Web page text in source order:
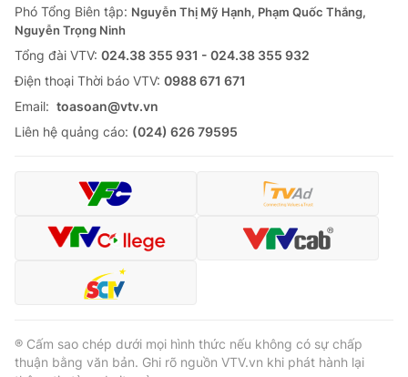
Thị trường
Tư vấn
Lịch phát sóng
Chuyên mục khác
Emagazine Podcast
Video Shorts video
VTV Money
VTV Sức khoẻ Bất động sản
Phó Tổng Biên tập: Nguyễn Thị Mỹ Hạnh, Phạm Quốc Thắng,
Nguyễn Trọng Ninh
Tổng đài VTV: 024.38 355 931 - 024.38 355 932
Ðiện thoại Thời báo VTV: 0988 671 671
Email: toasoan@vtv.vn
Liên hệ quảng cáo: (024) 626 79595
® Cấm sao chép dưới mọi hình thức nếu không có sự chấp
thuận bằng văn bản. Ghi rõ nguồn VTV.vn khi phát hành lại